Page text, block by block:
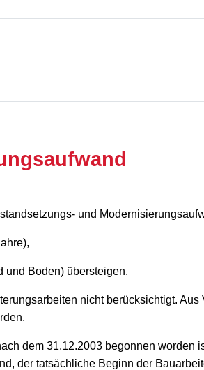
und
und Boden) übersteigen.
nicht berücksichtigt.
dem 31.12.2003 begonnen
der tatsächliche Beginn der